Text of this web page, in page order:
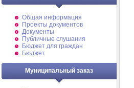
Общая информация
Проекты документов
Документы
Публичные слушания
Бюджет для граждан
Бюджет
Муниципальный заказ